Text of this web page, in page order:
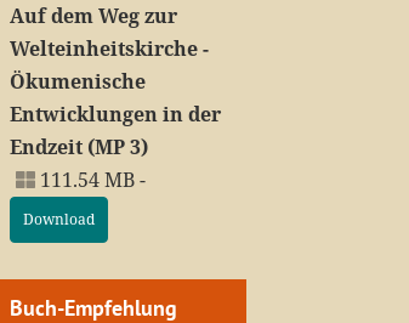
Auf dem Weg zur
Welteinheitskirche -
Ökumenische
Entwicklungen in der
Endzeit (MP 3)
111.54 MB -
Download
Buch-Empfehlung